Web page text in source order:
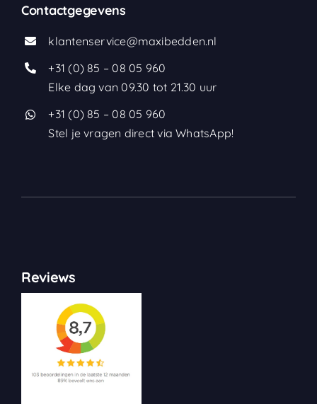
Contactgegevens
klantenservice@maxibedden.nl
+31 (0) 85 – 08 05 960
Elke dag van 09.30 tot 21.30 uur
+31 (0) 85 – 08 05 960
Stel je vragen direct via WhatsApp!
Reviews